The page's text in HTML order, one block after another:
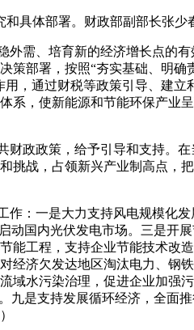
具体部署。财政部副部长张少
需、培育新的经济增长点的
策部署，按照“夯实基础、明
，通过财税等政策引导、建
，使新能源和节能环保产业
政政策，给予引导和支持。
挑战，占领新兴产业制高点，
：一是大力支持风电规模化
动国内光伏发电市场。三是开
能工程，支持企业节能技术改
济欠发达地区淘汰电力、钢
域水污染治理，促进企业加强
九是支持发展循环经济，全面